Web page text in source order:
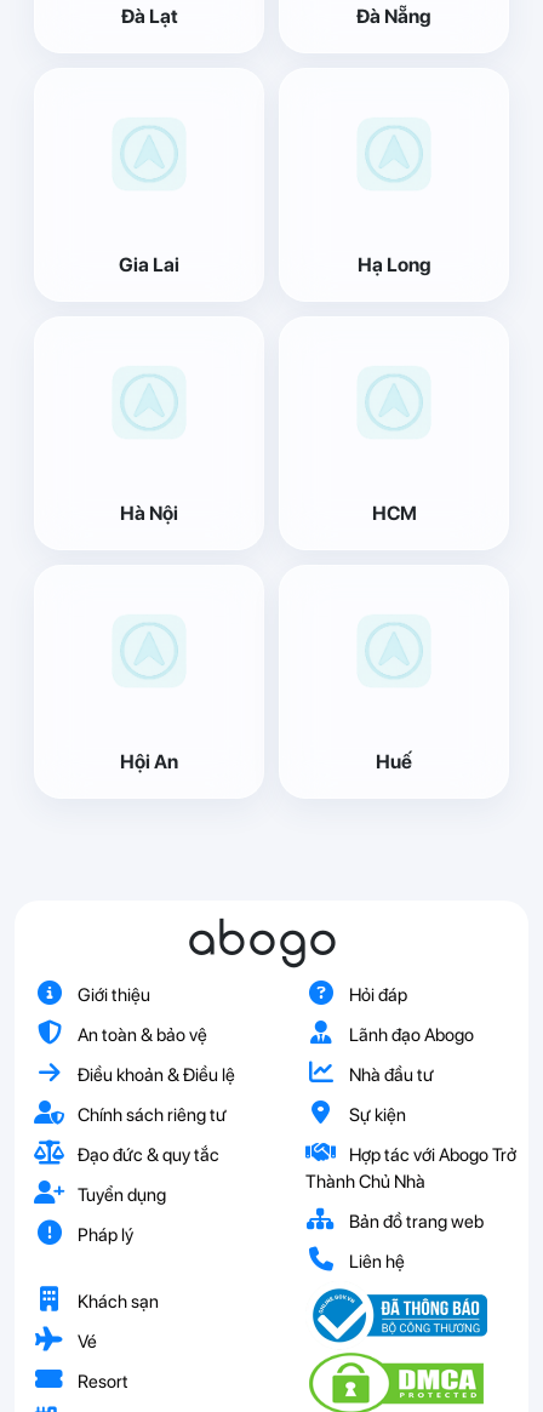
Đà Lạt Đà Nẵng
Gia Lai Hạ Long
Hà Nội HCM
Hội An Huế
abogo
Giới thiệu
An toàn & bảo vệ
Điều khoản & Điều lệ
Chính sách riêng tư
Đạo đức & quy tắc
Tuyển dụng
Pháp lý
Hỏi đáp
Lãnh đạo Abogo
Nhà đầu tư
Sự kiện
Hợp tác với Abogo Trở
Thành Chủ Nhà
Bản đồ trang web
Liên hệ
Khách sạn
Vé
Resort